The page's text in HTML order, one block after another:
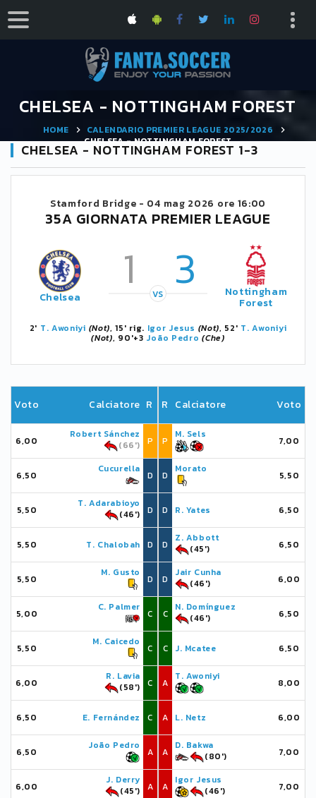
CHELSEA - NOTTINGHAM FOREST
HOME
CALENDARIO PREMIER LEAGUE 2025/2026
CHELSEA - NOTTINGHAM FOREST
CHELSEA - NOTTINGHAM FOREST 1-3
Stamford Bridge - 04 mag 2026 ore 16:00
35A GIORNATA PREMIER LEAGUE
Chelsea 1 3
VS Nottingham
Forest
2' T. Awoniyi (Not), 15' rig. Igor Jesus (Not), 52' T. Awoniyi
(Not), 90'+3 João Pedro (Che)
Voto Calciatore R
6,00
Robert Sánchez
(66')
P
6,50
Cucurella
D
5,50
T. Adarabioyo
(46')
D
5,50 T. Chalobah D
5,50
M. Gusto
D
5,00
C. Palmer
C
5,50
M. Caicedo
C
6,00
R. Lavia
(58')
C
6,50 E. Fernández C
6,50
João Pedro
A
6,00
J. Derry
(45')
A
R Calciatore Voto
P
M. Sels
7,00
D
Morato
5,50
D R. Yates 6,50
D
Z. Abbott
(45')
6,50
D
Jair Cunha
(46')
6,00
C
N. Domínguez
(46')
6,50
C J. Mcatee 6,50
A
T. Awoniyi
8,00
A L. Netz 6,00
A
D. Bakwa
(80')
7,00
A
Igor Jesus
(46')
7,00